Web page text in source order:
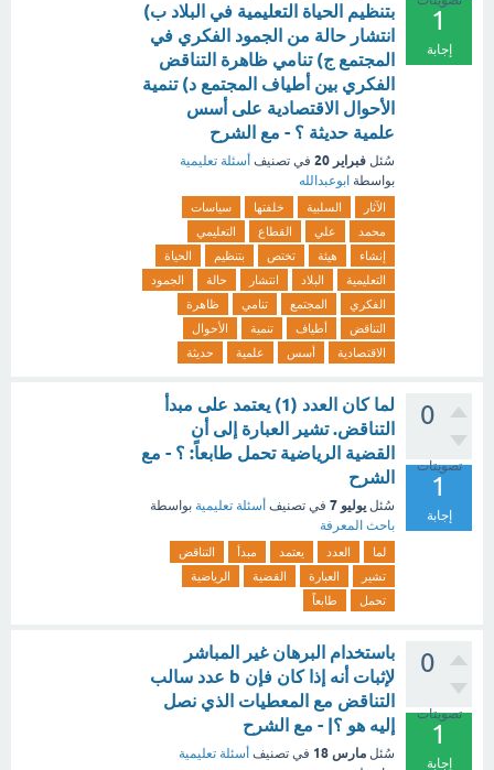
1
إجابة
بتنظيم الحياة التعليمية في البلاد ب)
انتشار حالة من الجمود الفكري في
المجتمع ج) تنامي ظاهرة التناقض
الفكري بين أطياف المجتمع د) تنمية
الأحوال الاقتصادية على أسس
علمية حديثة ؟ - مع الشرح
سُئل فبراير 20 في تصنيف أسئلة تعليمية
بواسطة ابوعبدالله
الآثار السلبية خلفتها
سياسات
محمد
علي القطاع
التعليمي
إنشاء
هيئة تختص بتنظيم
الحياة
التعليمية
البلاد انتشار حالة
الجمود
الفكري
المجتمع تنامي
ظاهرة
التناقض
أطياف تنمية
الأحوال
الاقتصادية
أسس علمية حديثة
0
تصويتات
1
إجابة
لما كان العدد (1) يعتمد على مبدأ
التناقض. تشير العبارة إلى أن
القضية الرياضية تحمل طابعاً: ؟ - مع
الشرح
سُئل يوليو 7 في تصنيف أسئلة تعليمية بواسطة
باحث المعرفة
لما العدد يعتمد مبدأ
التناقض
تشير
العبارة القضية
الرياضية
تحمل
طابعاً
0
تصويتات
1
إجابة
باستخدام البرهان غير المباشر
لإثبات أنه إذا كان فإن b عدد سالب
التناقض مع المعطيات الذي نصل
إليه هو ؟| - مع الشرح
سُئل مارس 18 في تصنيف أسئلة تعليمية